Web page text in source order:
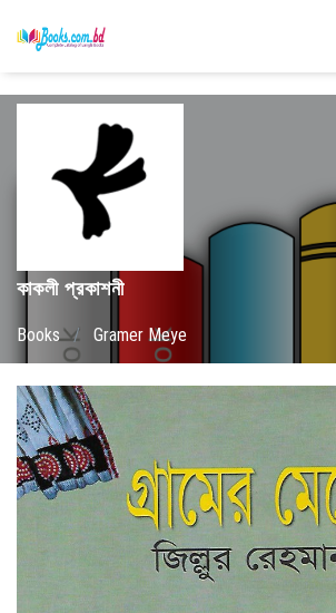
কাকলী প্রকাশনী
Books / Gramer Meye